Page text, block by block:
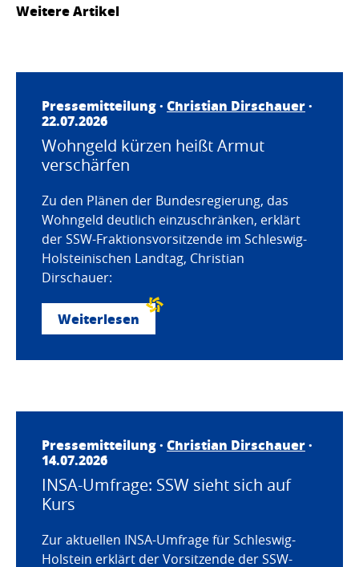
Weitere Artikel
Pressemitteilung · Christian Dirschauer·
22.07.2026
Wohngeld kürzen heißt Armut
verschärfen
Zu den Plänen der Bundesregierung, das
Wohngeld deutlich einzuschränken, erklärt
der SSW-Fraktionsvorsitzende im Schleswig-
Holsteinischen Landtag, Christian
Dirschauer:
Weiterlesen
Pressemitteilung · Christian Dirschauer·
14.07.2026
INSA-Umfrage: SSW sieht sich auf
Kurs
Zur aktuellen INSA-Umfrage für Schleswig-
Holstein erklärt der Vorsitzende der SSW-